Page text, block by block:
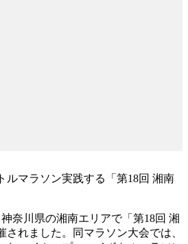
奈川県の湘南エリアで「第18回 湘
れました。同マラソン大会では、